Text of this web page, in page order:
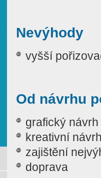
Nevýhody
vyšší
Od návrhu
grafický návrh
kreativní
zajištění
doprava